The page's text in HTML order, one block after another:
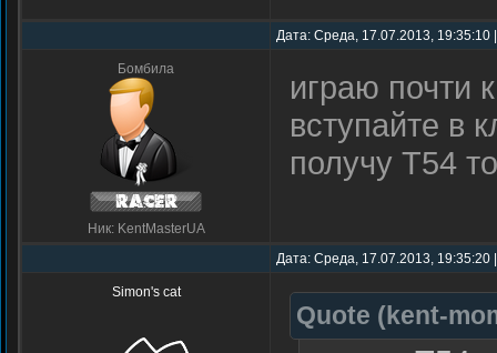
Дата: Среда, 17.07.2013,
Бомбила
Ник: KentMasterUA
играю почти
вступайте в
получу Т54
Дата: Среда, 17.07.2013,
Simon's cat
Quote (kent-